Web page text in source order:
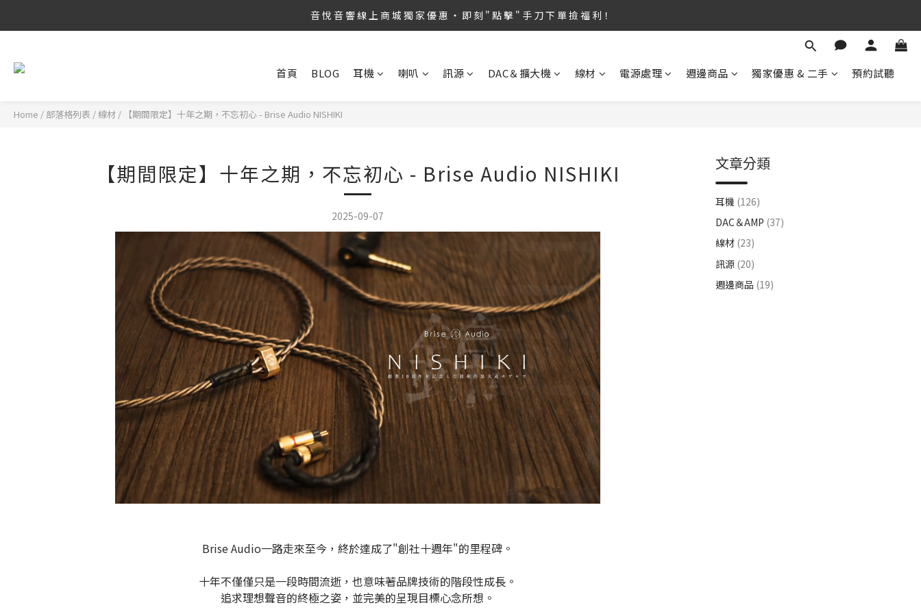
8/6 ~ 8/9 第36屆 TAA 國 際 Hi-End 音 響 大 展 情 熱 開 演 ‧  音 悅 音 響 1127 號 房 期 待 與 您 相 見
音 悅 音 響 線 上 商 城 獨 家 優 惠 ‧ 即 刻 " 點 擊 " 手 刀 下 單 撿 福 利！
8/6 ~ 8/9 第36屆 TAA 國 際 Hi-End 音 響 大 展 情 熱 開 演 ‧  音 悅 音 響 1127 號 房 期 待 與 您 相 見
首頁 BLOG 耳機 喇叭 訊源 DAC＆擴大機 線材 電源處理 週邊商品 獨家優惠 & 二手 預約試聽
Home / 部落格列表 / 線材 / 【期間限定】十年之期，不忘初心 - Brise Audio NISHIKI
【期間限定】十年之期，不忘初心 - Brise Audio NISHIKI
2025-09-07
Brise Audio一路走來至今，終於達成了"創社十週年"的里程碑。
十年不僅僅只是一段時間流逝，也意味著品牌技術的階段性成長。
追求理想聲音的終極之姿，並完美的呈現目標心念所想。
文章分類
耳機 (126)
DAC＆AMP (37)
線材 (23)
訊源 (20)
週邊商品 (19)